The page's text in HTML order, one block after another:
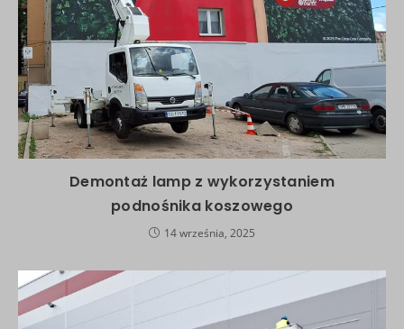
Demontaż lamp z wykorzystaniem
podnośnika koszowego
14 września, 2025